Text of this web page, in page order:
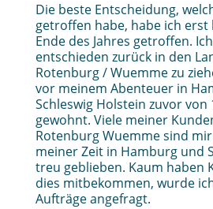
Die beste Entscheidung,
getroffen habe, habe ich erst
Ende des Jahres getroffen.
entschieden zurück in den
Rotenburg / Wuemme zu
vor meinem Abenteuer in
Schleswig Holstein zuvor von
gewohnt. Viele meiner
Rotenburg Wuemme sind
meiner Zeit in Hamburg und
treu geblieben. Kaum haben
dies mitbekommen, wurde
Aufträge angefragt.